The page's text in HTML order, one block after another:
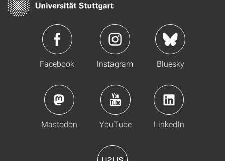
Facebook Instagram Bluesky
Mastodon YouTube LinkedIn